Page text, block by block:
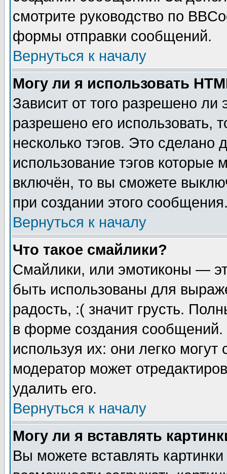
смотрите руководство по
формы отправки сообщений.
Вернуться к началу
Могу ли я использовать
Зависит от того разрешено
разрешено его использовать,
несколько тэгов. Это сделано
использование тэгов
включён, то вы сможете
при создании этого
Вернуться к началу
Что такое смайлики?
Смайлики, или эмотиконы —
быть использованы для
радость, :( значит грусть.
в форме создания сообщений.
используя их: они легко
модератор может
удалить его.
Вернуться к началу
Могу ли я вставлять
Вы можете вставлять